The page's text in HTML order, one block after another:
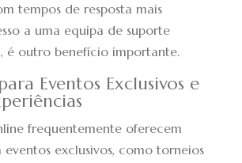
tempos de resposta mais
a uma equipa de suporte
é outro benefício importante.
Eventos Exclusivos e
frequentemente oferecem
eventos exclusivos, como torneios